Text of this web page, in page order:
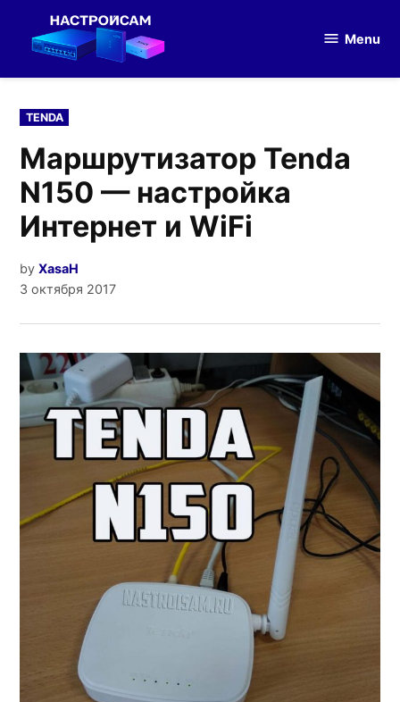
оборудования
Menu
POSTED
IN
TENDA
Маршрутизатор Tenda
N150 — настройка
Интернет и WiFi
by XasaH
3 октября 2017